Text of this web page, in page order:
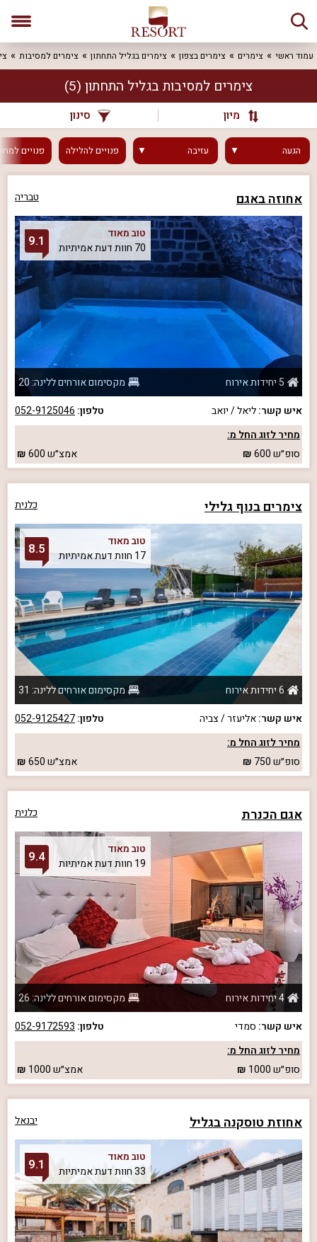
עמוד ראשי צימרים צימרים בצפון צימרים בגליל התחתון צימרים למסיבות
צימרים למסיבות בגליל התחתון (5)
מיון סינון
הגעה עזיבה פנוייםלהלילה פנויים
אחוזה באגם טבריה
טוב מאוד
70 חוות דעת אמיתיות
9.1
5 יחידות אירוח
מקסימום אורחים ללינה: 20
איש קשר:ליאל / יואב טלפון: 052-9125046
מחיר לזוג החל מ:
סופ״ש600 אמצ״ש600
צימרים בנוף גלילי כלנית
טוב מאוד
17 חוות דעת אמיתיות
8.5
6 יחידות אירוח
מקסימום אורחים ללינה: 31
איש קשר:אליעזר / צביה טלפון:052-9125427
מחיר לזוג החל מ:
סופ״ש750 אמצ״ש650
אגם הכנרת כלנית
טוב מאוד
19 חוות דעת אמיתיות
9.4
4 יחידות אירוח
מקסימום אורחים ללינה: 26
איש קשר: סמדי טלפון: 052-9172593
מחיר לזוג החל מ:
סופ״ש1000 אמצ״ש1000
אחוזת טוסקנה בגליל יבנאל
טוב מאוד
33 חוות דעת אמיתיות
9.1